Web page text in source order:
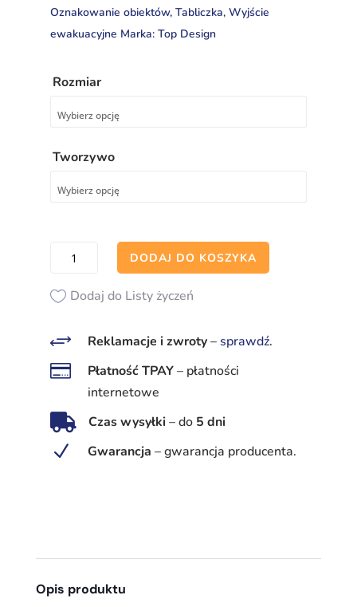
Oznakowanie obiektów, Tabliczka, Wyjście
ewakuacyjne Marka: Top Design
Rozmiar
Tworzywo
ilość
ewakuacyjne
DODAJ DO KOSZYKA
Dodaj do Listy życzeń
+ Reklamacje i zwroty–sprawdź.
 Płatność TPAY– płatności
internetowe
 Czas wysyłki–do 5 dni
N Gwarancja –gwarancja producenta.
Opis produktu